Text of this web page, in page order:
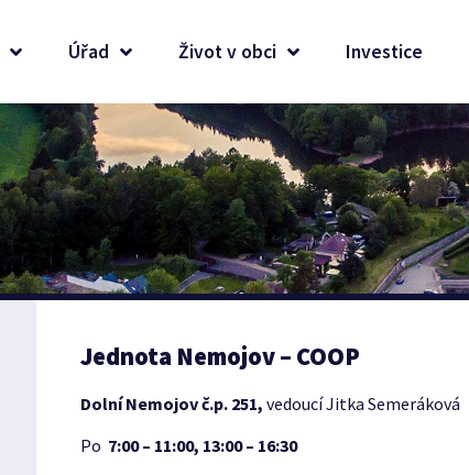
Úřad Život v obci Investice
Jednota Nemojov – COOP
Dolní Nemojov č.p. 251,vedoucí Jitka Semeráková
Po 7:00 – 11:00, 13:00 – 16:30